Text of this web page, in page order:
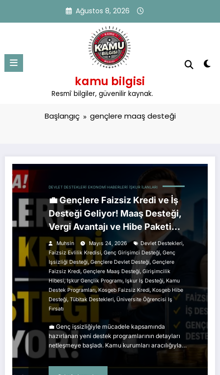
Ağustos 8, 2026
kamu bilgisi
Resmî bilgiler, güvenilir kaynak.
Etiket: gençlere maaş desteği
Başlangıç gençlere maaş desteği
DEVLET DESTEKLERI EKONOMI HABERLERI İŞKUR İLANLARI
💼 Gençlere Faizsiz Kredi ve İş
Desteği Geliyor! Maaş Desteği,
Vergi Avantajı ve Hibe Paketi
Detayları Ortaya Çıktı
Muhsin Mayıs 24, 2026 Devlet Destekleri,
Faizsiz Evlilik Kredisi, Genç Girişimci Desteği, Genç
Işsizliği Desteği, Gençlere Devlet Desteği, Gençlere
Faizsiz Kredi, Gençlere Maaş Desteği, Girişimcilik
Hibesi,Işkur Gençlik Programı, Işkur Iş Desteği, Kamu
Destek Programları,Kosgeb Faizsiz Kredi, Kosgeb Hibe
Desteği, Tübitak Destekleri, Üniversite Öğrencisi Iş
Fırsatı
💼 Genç işsizliğiyle mücadele kapsamında
hazırlanan yeni destek programlarının detayları
netleşmeye başladı. Kamu kurumları aracılığıyla…